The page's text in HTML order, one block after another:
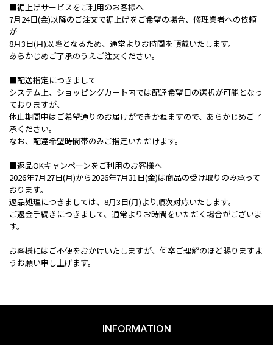
■裾上げサービスをご利用のお客様へ
7月24日(金)以降のご注文で裾上げをご希望の場合、修理業者への依頼
が
8月3日(月)以降となるため、通常よりお時間を頂戴いたします。
あらかじめご了承のうえご注文ください。
■配送指定につきまして
システム上、ショッピングカート内では配達希望日の選択が可能となっ
ておりますが、
休止期間中はご希望通りのお届けができかねますので、あらかじめご了
承ください。
なお、配達希望時間帯のみご指定いただけます。
■返品OKキャンペーンをご利用のお客様へ
2026年7月27日(月)から2026年7月31日(金)は商品の受け取りのみ承って
おります。
返品処理につきましては、8月3日(月)より順次対応いたします。
ご返金手続きにつきまして、通常よりお時間をいただく場合がございま
す。
お客様にはご不便をおかけいたしますが、何卒ご理解のほど賜りますよ
うお願い申し上げます。
INFORMATION